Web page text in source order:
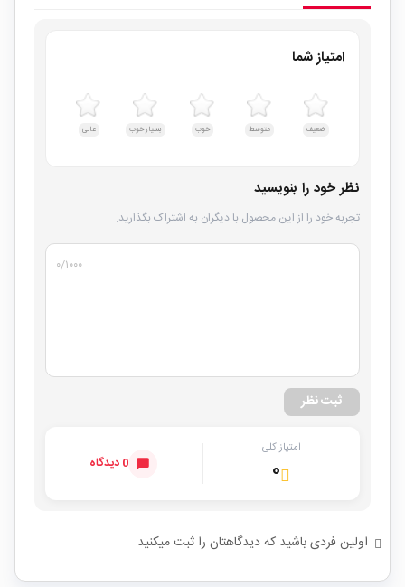
امتیاز شما
ضعیف متوسط خوب بسیار خوب عالی
نظر خود را بنویسید
تجربه خود را از این محصول با دیگران به اشتراک بگذارید.
۰/۱۰۰۰
ثبت نظر
امتیاز کلی
۰ 0 دیدگاه
اولین فردی باشید که دیدگاهتان را ثبت میکنید